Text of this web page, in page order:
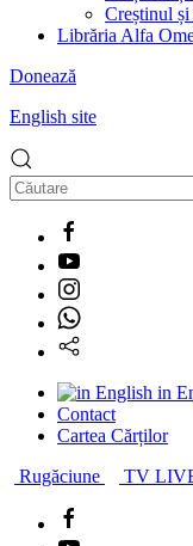
Creștinul și
Librăria Alfa
Donează
English site
in
Contact
Cartea Cărților
Rugăciune
TV